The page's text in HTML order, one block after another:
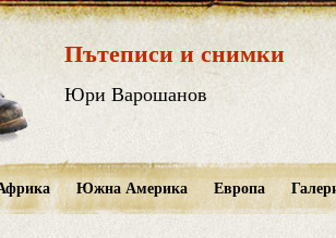
Пътеписи и снимки
Юри Варошанов
Южна Америка Европа